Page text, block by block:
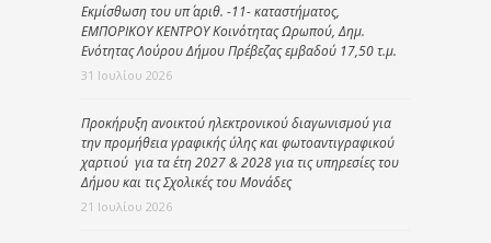
Εκμίσθωση του υπ΄ αριθ. -11- καταστήματος,
ΕΜΠΟΡΙΚΟΥ ΚΕΝΤΡΟΥ Κοινότητας Ωρωπού, Δημ.
Ενότητας Λούρου Δήμου Πρέβεζας εμβαδού 17,50 τ.μ.
31 Ιουλίου 2026
Προκήρυξη ανοικτού ηλεκτρονικού διαγωνισμού για
την προμήθεια γραφικής ύλης και φωτοαντιγραφικού
χαρτιού για τα έτη 2027 & 2028 για τις υπηρεσίες του
Δήμου και τις Σχολικές του Μονάδες
21 Ιουλίου 2026